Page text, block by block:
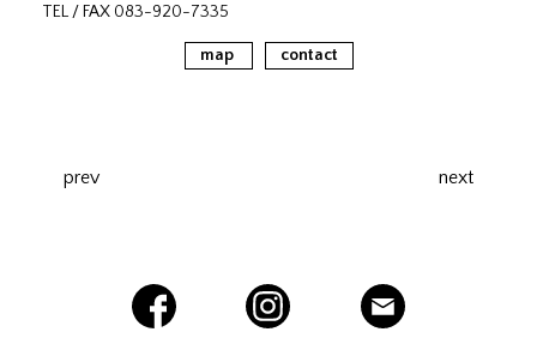
TEL / FAX 083-920-7335
map contact
prev next